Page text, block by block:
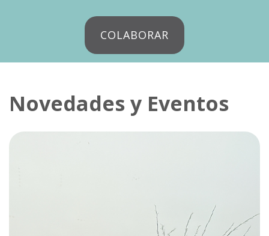
COLABORAR
Novedades y Eventos